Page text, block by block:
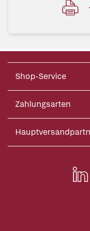
Shop-Service
Zahlungsarten